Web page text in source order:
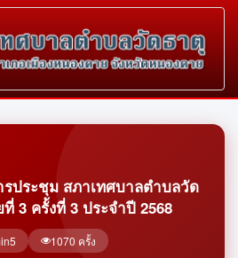
ประชุม สภาเทศบาลตำบลวัด
3 ครั้งที่ 3 ประจำปี 2568
1070 ครั้ง